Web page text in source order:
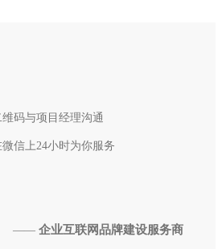
码与项目经理沟通
信上24小时为你服务
—— 企业互联网品牌建设服务商